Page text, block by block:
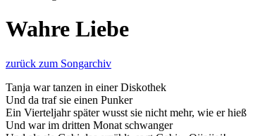
Wahre Liebe
zurück zum Songarchiv
Tanja war tanzen in einer Diskothek
Und da traf sie einen Punker
Ein Vierteljahr später wusst sie nicht mehr, wie er hieß
Und war im dritten Monat schwanger